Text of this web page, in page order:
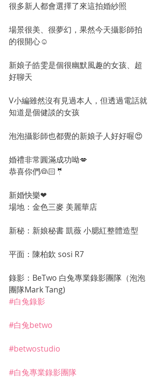
很多新人都會選擇了來這拍婚紗照
場景很美、很夢幻，果然今天攝影師拍
的很開心☺️
新娘子皓雯是個很幽默風趣的女孩、超
好聊天
V小編雖然沒有見過本人，但透過電話就
知道是個健談的女孩
泡泡攝影師也都覺的新娘子人好好喔😍
婚禮非常圓滿成功呦💋
恭喜你們👰🏻🤵
新婚快樂❤
場地：金色三麥 美麗華店
新秘：新娘秘書 凱薇 小腮紅整體造型
平面：陳柏欽 sosi R7
錄影：BeTwo 白兔專業錄影團隊（泡泡
團隊Mark Tang)
#白兔錄影
#白兔betwo
#betwostudio
#白兔專業錄影團隊